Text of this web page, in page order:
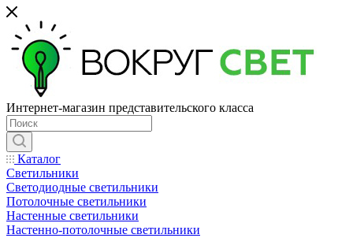
Интернет-магазин представительского класса
Каталог
Светильники
Светодиодные светильники
Потолочные светильники
Настенные светильники
Настенно-потолочные светильники